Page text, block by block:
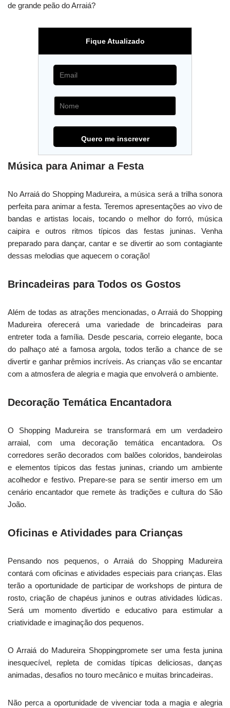
de grande peão do Arraiá?
Fique Atualizado
Música para Animar a Festa
No Arraiá do Shopping Madureira, a música será a trilha sonora
perfeita para animar a festa. Teremos apresentações ao vivo de
bandas e artistas locais, tocando o melhor do forró, música
caipira e outros ritmos típicos das festas juninas. Venha
preparado para dançar, cantar e se divertir ao som contagiante
dessas melodias que aquecem o coração!
Brincadeiras para Todos os Gostos
Além de todas as atrações mencionadas, o Arraiá do Shopping
Madureira oferecerá uma variedade de brincadeiras para
entreter toda a família. Desde pescaria, correio elegante, boca
do palhaço até a famosa argola, todos terão a chance de se
divertir e ganhar prêmios incríveis. As crianças vão se encantar
com a atmosfera de alegria e magia que envolverá o ambiente.
Decoração Temática Encantadora
O Shopping Madureira se transformará em um verdadeiro
arraial, com uma decoração temática encantadora. Os
corredores serão decorados com balões coloridos, bandeirolas
e elementos típicos das festas juninas, criando um ambiente
acolhedor e festivo. Prepare-se para se sentir imerso em um
cenário encantador que remete às tradições e cultura do São
João.
Oficinas e Atividades para Crianças
Pensando nos pequenos, o Arraiá do Shopping Madureira
contará com oficinas e atividades especiais para crianças. Elas
terão a oportunidade de participar de workshops de pintura de
rosto, criação de chapéus juninos e outras atividades lúdicas.
Será um momento divertido e educativo para estimular a
criatividade e imaginação dos pequenos.
O Arraiá do Madureira Shoppingpromete ser uma festa junina
inesquecível, repleta de comidas típicas deliciosas, danças
animadas, desafios no touro mecânico e muitas brincadeiras.
Não perca a oportunidade de vivenciar toda a magia e alegria